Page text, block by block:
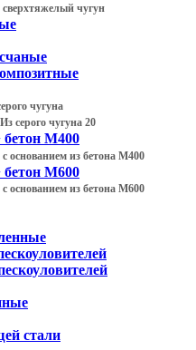
чугун
чугуна
Из серого чугуна 20
М400
с основанием из бетона М400
М600
с основанием из бетона М600
стали